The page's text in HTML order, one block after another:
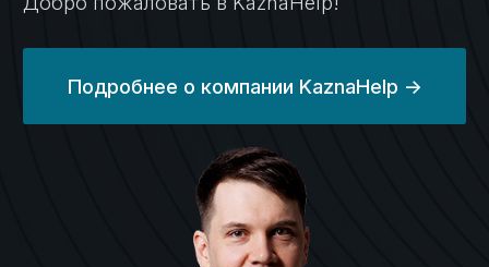
Кейс №3
с казначейского
казначейского
обеспечения
обязательств (КОО)